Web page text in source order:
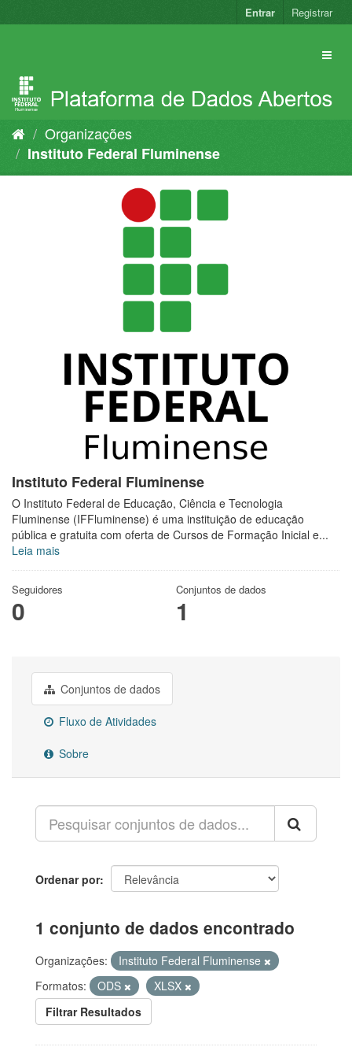
para
Entrar Registrar
Organizações
Instituto Federal Fluminense
Instituto Federal Fluminense
O Instituto Federal de Educação, Ciência e Tecnologia
Fluminense (IFFluminense) é uma instituição de educação
pública e gratuita com oferta de Cursos de Formação Inicial e...
Leia mais
Seguidores
0
Conjuntos de dados
1
Conjuntos de dados
Fluxo de Atividades
Sobre
Ordenar por
1 conjunto de dados encontrado
Organizações:
Instituto Federal Fluminense
Formatos:
ODS
XLSX
Filtrar Resultados